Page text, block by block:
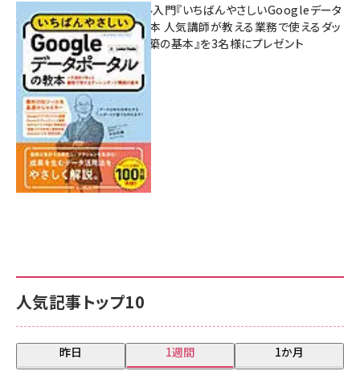
人気記事トップ10
昨日 1週間 1か月
無料BIツール入門『いちばんやさしいGoogleデータ
ポータルの教本 人気講師が教える業務で使えるダッ
シュボード構築の基本』を3名様にプレゼント
7月31日 10:00